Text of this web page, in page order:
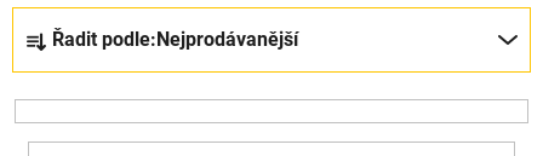
Řazení produktů
Řadit podle: Nejprodávanější